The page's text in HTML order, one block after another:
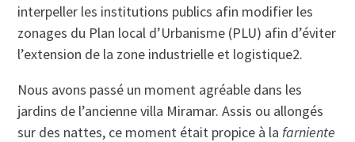
interpeller les institutions publics afin modifier les
zonages du Plan local d’Urbanisme (PLU) afin d’éviter
l’extension de la zone industrielle et logistique2.
Nous avons passé un moment agréable dans les
jardins de l’ancienne villa Miramar. Assis ou allongés
sur des nattes, ce moment était propice à la farniente